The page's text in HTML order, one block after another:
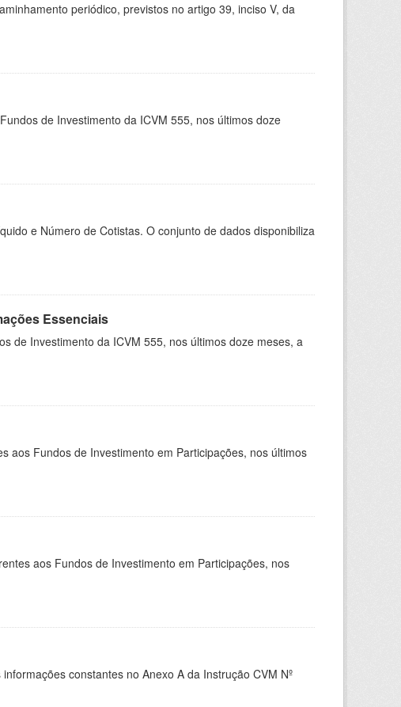
periódico, previstos no artigo 39, inciso V, da
de Investimento da ICVM 555, nos últimos doze
e Número de Cotistas. O conjunto de dados disponibiliza
Essenciais
de Investimento da ICVM 555, nos últimos doze meses, a
aos Fundos de Investimento em Participações, nos últimos
aos Fundos de Investimento em Participações, nos
constantes no Anexo A da Instrução CVM Nº